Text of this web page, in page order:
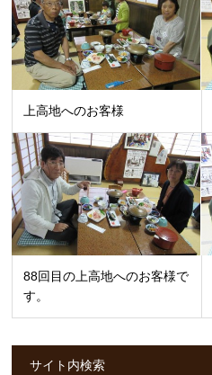
上高地へのお客様
88回目の上高地へのお客様で
す。
サイト内検索